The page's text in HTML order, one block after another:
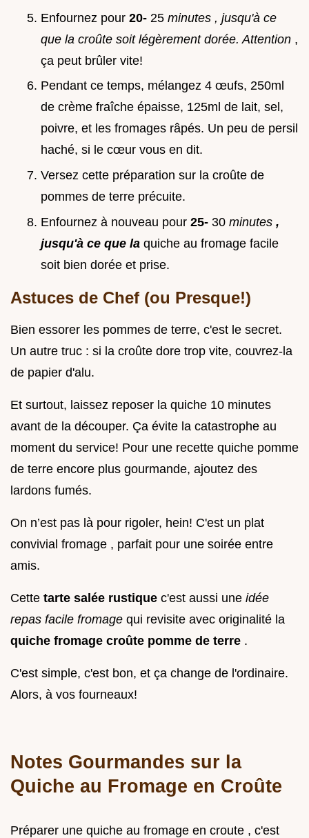
Enfournez pour 20- 25 minutes , jusqu'à ce
que la croûte soit légèrement dorée. Attention ,
ça peut brûler vite!
Pendant ce temps, mélangez 4 œufs, 250ml
de crème fraîche épaisse, 125ml de lait, sel,
poivre, et les fromages râpés. Un peu de persil
haché, si le cœur vous en dit.
Versez cette préparation sur la croûte de
pommes de terre précuite.
Enfournez à nouveau pour 25- 30 minutes ,
jusqu'à ce que la quiche au fromage facile
soit bien dorée et prise.
Astuces de Chef (ou Presque!)
Bien essorer les pommes de terre, c'est le secret.
Un autre truc : si la croûte dore trop vite, couvrez-la
de papier d'alu.
Et surtout, laissez reposer la quiche 10 minutes
avant de la découper. Ça évite la catastrophe au
moment du service! Pour une recette quiche pomme
de terre encore plus gourmande, ajoutez des
lardons fumés.
On n’est pas là pour rigoler, hein! C'est un plat
convivial fromage , parfait pour une soirée entre
amis.
Cette tarte salée rustique c'est aussi une idée
repas facile fromage qui revisite avec originalité la
quiche fromage croûte pomme de terre .
C'est simple, c'est bon, et ça change de l'ordinaire.
Alors, à vos fourneaux!
Notes Gourmandes sur la
Quiche au Fromage en Croûte
Préparer une quiche au fromage en croute , c'est